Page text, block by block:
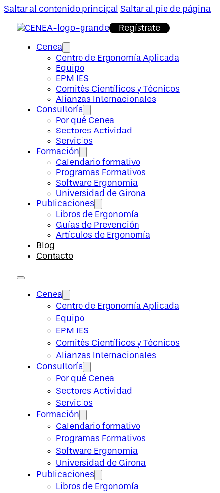
Saltar al contenido principal Saltar al pie de página
Regístrate
Cenea
Centro de Ergonomía Aplicada
Equipo
EPM IES
Comités Científicos y Técnicos
Alianzas Internacionales
Consultoría
Por qué Cenea
Sectores Actividad
Servicios
Formación
Calendario formativo
Programas Formativos
Software Ergonomía
Universidad de Girona
Publicaciones
Libros de Ergonomía
Guías de Prevención
Artículos de Ergonomía
Blog
Contacto
Cenea
Centro de Ergonomía Aplicada
Equipo
EPM IES
Comités Científicos y Técnicos
Alianzas Internacionales
Consultoría
Por qué Cenea
Sectores Actividad
Servicios
Formación
Calendario formativo
Programas Formativos
Software Ergonomía
Universidad de Girona
Publicaciones
Libros de Ergonomía